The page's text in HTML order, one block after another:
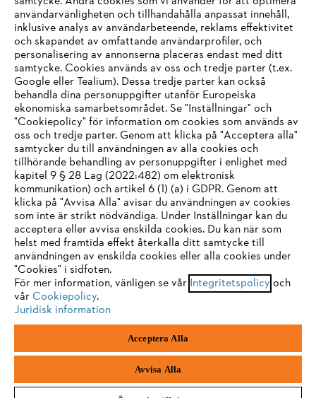
Företaget
STIHL FAQ
Service
Allmänna villkor och bestämmelser
Integritetspolicy
Juridisk information
Box 3062
IHR BROWSER WIRD NICHT
UNTERSTÜTZT
Sie nutzen einen Browser, den wir noch nicht unterstützen. Für
eine optimale Nutzung unserer Seite empfehlen wir Ihnen, zu
einem der folgenden Browser zu wechseln:
Firefox Chrome
användarvänligheten och tillhandahålla anpassat innehåll,
inklusive analys av användarbeteende, reklams effektivitet
och skapandet av omfattande användarprofiler, och
personalisering av annonserna placeras endast med ditt
samtycke. Cookies används av oss och tredje parter (t.ex.
Google eller Tealium). Dessa tredje parter kan också
behandla dina personuppgifter utanför Europeiska
ekonomiska samarbetsområdet. Se "Inställningar" och
"Cookiepolicy" för information om cookies som används av
oss och tredje parter. Genom att klicka på "Acceptera alla"
samtycker du till användningen av alla cookies och
tillhörande behandling av personuppgifter i enlighet med
kapitel 9 § 28 Lag (2022:482) om elektronisk
kommunikation) och artikel 6 (1) (a) i GDPR. Genom att
klicka på "Avvisa Alla" avisar du användningen av cookies
som inte är strikt nödvändiga. Under Inställningar kan du
acceptera eller avvisa enskilda cookies. Du kan när som
helst med framtida effekt återkalla ditt samtycke till
användningen av enskilda cookies eller alla cookies under
"Cookies" i sidfoten.
För mer information, vänligen se vår Integritetspolicy och
vår Cookiepolicy.
Juridisk information
Acceptera Alla
Avvisa Alla